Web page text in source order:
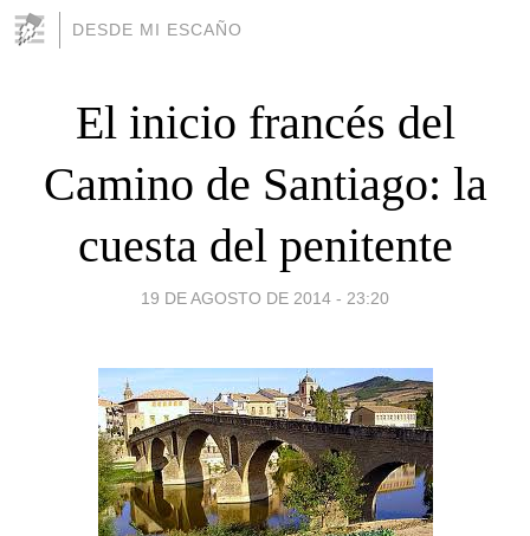
DESDE MI ESCAÑO
El inicio francés del
Camino de Santiago: la
cuesta del penitente
19 DE AGOSTO DE 2014 - 23:20